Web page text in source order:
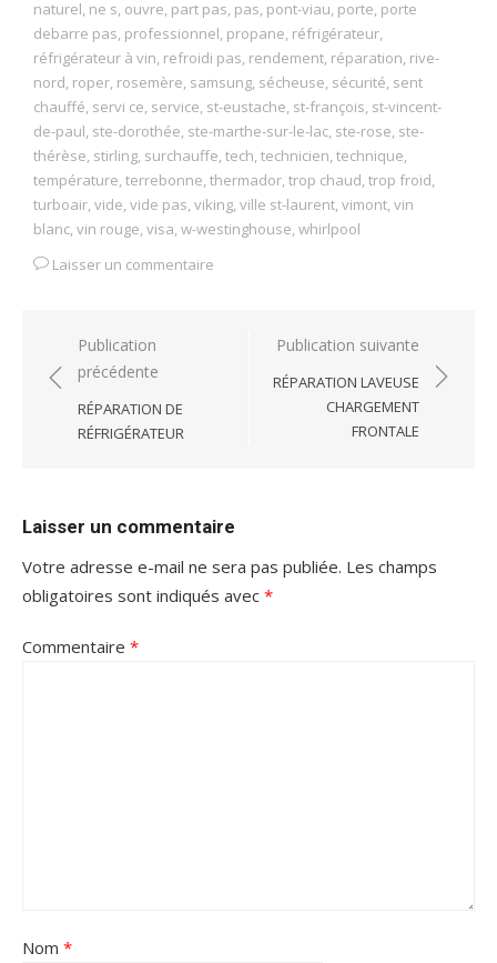
naturel, ne s, ouvre, part pas, pas, pont-viau, porte, porte
debarre pas, professionnel, propane, réfrigérateur,
réfrigérateur à vin, refroidi pas, rendement, réparation, rive-
nord, roper, rosemère, samsung, sécheuse, sécurité, sent
chauffé, servi ce, service, st-eustache, st-françois, st-vincent-
de-paul, ste-dorothée, ste-marthe-sur-le-lac, ste-rose, ste-
thérèse, stirling, surchauffe,tech,technicien,technique,
température,terrebonne,thermador,trop chaud,trop froid,
turboair,vide,vide pas,viking,ville st-laurent,vimont,vin
blanc,vin rouge,visa,w-westinghouse,whirlpool
Laisser un commentaire
Navigation
de
l’article
Publication
précédente
RÉPARATION DE
RÉFRIGÉRATEUR
Publication suivante
RÉPARATION LAVEUSE
CHARGEMENT
FRONTALE
Laisser un commentaire
Votre adresse e-mail ne sera pas publiée. Les champs
obligatoires sont indiqués avec *
Commentaire *
Nom *